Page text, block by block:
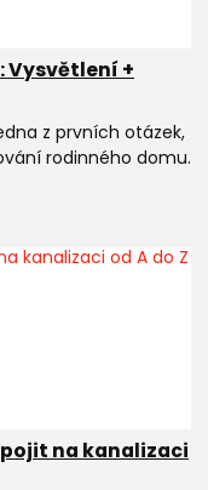
+
z prvních otázek,
rodinného domu.
na kanalizaci